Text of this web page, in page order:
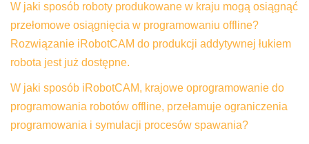
W jaki sposób roboty produkowane w kraju mogą osiągnąć
przełomowe osiągnięcia w programowaniu offline?
Rozwiązanie iRobotCAM do produkcji addytywnej łukiem
robota jest już dostępne.
W jaki sposób iRobotCAM, krajowe oprogramowanie do
programowania robotów offline, przełamuje ograniczenia
programowania i symulacji procesów spawania?